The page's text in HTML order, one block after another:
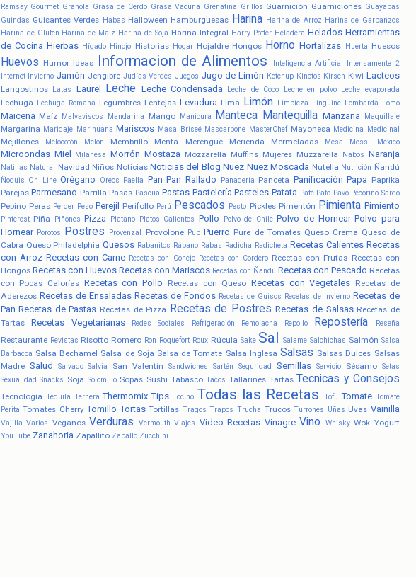
Ramsay Gourmet Granola Grasa de Cerdo Grasa Vacuna Grenatina Grillos Guarnición Guarniciones Guayabas
Guindas Guisantes Verdes Habas Halloween Hamburguesas Harina Harina de Arroz Harina de Garbanzos
Harina de Gluten Harina de Maiz Harina de Soja Harina Integral Harry Potter Heladera Helados Herramientas
de Cocina Hierbas Hígado Hinojo Historias Hogar Hojaldre Hongos Horno Hortalizas Huerta Huesos
Huevos Humor Ideas Informacion de Alimentos Inteligencia Artificial Intensamente 2
Internet Invierno Jamón Jengibre Judías Verdes Juegos Jugo de Limón Ketchup Kinotos Kirsch Kiwi Lacteos
Langostinos Latas Laurel Leche Leche Condensada Leche de Coco Leche en polvo Leche evaporada
Lechuga Lechuga Romana Legumbres Lentejas Levadura Lima Limón Limpieza Linguine Lombarda Lomo
Maicena Maíz Malvaviscos Mandarina Mango Manicura Manteca Mantequilla Manzana Maquillaje
Margarina Maridaje Marihuana Mariscos Masa Briseé Mascarpone MasterChef Mayonesa Medicina Medicinal
Mejillones Melocotón Melón Membrillo Menta Merengue Merienda Mermeladas Mesa Messi México
Microondas Miel Milanesa Morrón Mostaza Mozzarella Muffins Mujeres Muzzarella Nabos Naranja
Natillas Natural Navidad Niños Noticias Noticias del Blog Nuez Nuez Moscada Nutella Nutrición Ñandú
Ñoquis On Line Orégano Oreos Paella Pan Pan Rallado Panadería Panceta Panificación Papa Paprika
Parejas Parmesano Parrilla Pasas Pascua Pastas Pastelería Pasteles Patata Paté Pato Pavo Pecorino Sardo
Pepino Peras Perder Peso Perejil Perifollo Perú Pescados Pesto Pickles Pimentón Pimienta Pimiento
Pinterest Piña Piñones Pizza Platano Platos Calientes Pollo Polvo de Chile Polvo de Hornear Polvo para
Hornear Porotos Postres Provenzal Provolone Pub Puerro Pure de Tomates Queso Crema Queso de
Cabra Queso Philadelphia Quesos Rabanitos Rábano Rabas Radicha Radicheta Recetas Calientes Recetas
con Arroz Recetas con Carne Recetas con Conejo Recetas con Cordero Recetas con Frutas Recetas con
Hongos Recetas con Huevos Recetas con Mariscos Recetas con Ñandú Recetas con Pescado Recetas
con Pocas Calorías Recetas con Pollo Recetas con Queso Recetas con Vegetales Recetas de
Aderezos Recetas de Ensaladas Recetas de Fondos Recetas de Guisos Recetas de Invierno Recetas de
Pan Recetas de Pastas Recetas de Pizza Recetas de Postres Recetas de Salsas Recetas de
Tartas
Recetas Vegetarianas Redes Sociales Refrigeración Remolacha Repollo Repostería Reseña
Restaurante Revistas Risotto Romero Ron Roquefort Roux Rúcula Sake Sal Salame Salchichas Salmón Salsa
Barbacoa Salsa Bechamel Salsa de Soja Salsa de Tomate Salsa Inglesa Salsas Salsas Dulces Salsas
Madre Salud Salvado Salvia San Valentín Sandwiches Sartén Seguridad Semillas Servicio Sésamo Setas
Sexualidad Snacks Soja Solomillo Sopas Sushi Tabasco Tacos Tallarines Tartas Tecnicas y Consejos
Tecnología Tequila Ternera Thermomix Tips Tocino Todas las Recetas Tofu Tomate Tomate
Perita Tomates Cherry Tomillo Tortas Tortillas Tragos Trapos Trucha Trucos Turrones Uñas Uvas Vainilla
Vajilla Varios Veganos Verduras Vermouth Viajes Video Recetas Vinagre Vino Whisky Wok Yogurt
YouTube Zanahoria Zapallito Zapallo Zucchini